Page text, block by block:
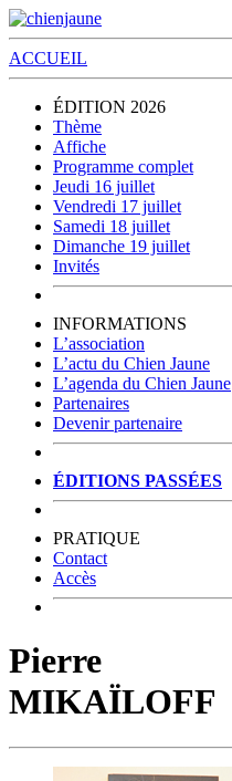
ACCUEIL
ÉDITION 2026
Thème
Affiche
Programme complet
Jeudi 16 juillet
Vendredi 17 juillet
Samedi 18 juillet
Dimanche 19 juillet
Invités
INFORMATIONS
L’association
L’actu du Chien Jaune
L’agenda du Chien Jaune
Partenaires
Devenir partenaire
ÉDITIONS PASSÉES
PRATIQUE
Contact
Accès
Pierre
MIKAÏLOFF